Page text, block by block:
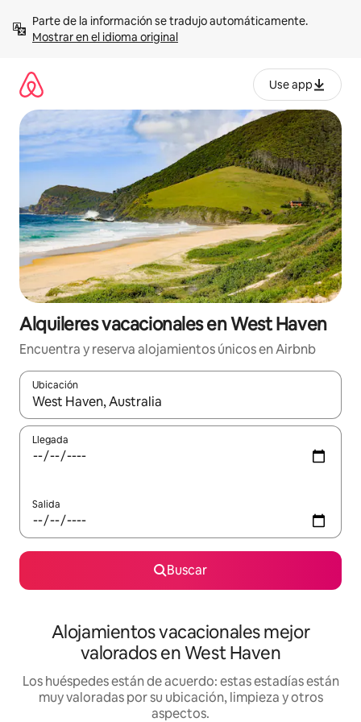
contenidoMostrar en el idioma original
Use app
Alquileres vacacionales en West Haven
Encuentra y reserva alojamientos únicos en Airbnb
Ubicación
Cuando los resultados estén disponibles, navega con las
Llegada
Salida
Buscar
Alojamientos vacacionales mejor
valorados en West Haven
Los huéspedes están de acuerdo: estas estadías están
muy valoradas por su ubicación, limpieza y otros
aspectos.